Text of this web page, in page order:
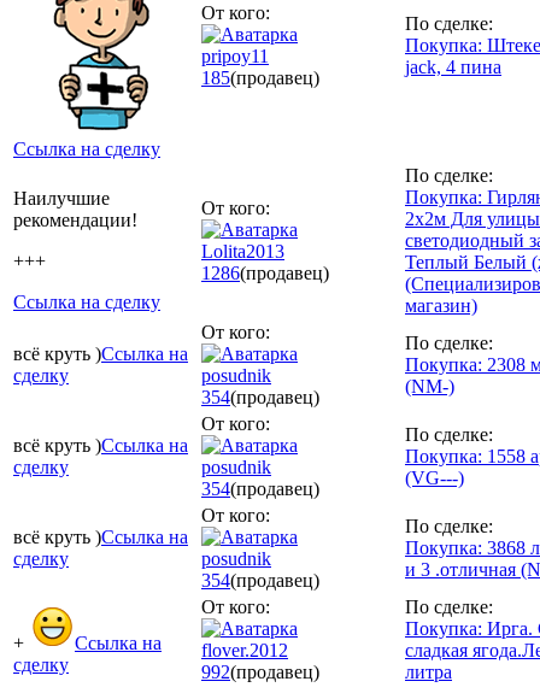
Ссылка на сделку
От кого:
pripoy11
185(продавец)
По сделке:
Покупка:
jack, 4 пина
Наилучшие
рекомендации!
+++
Ссылка на сделку
От кого:
Lolita2013
1286(продавец)
По сделке:
Покупка:
2х2м Для
светодиодный
Теплый Белый
магазин)
всё круть )Ссылка на
сделку
От кого:
posudnik
354(продавец)
По сделке:
Покупка: 2308
(NM-)
всё круть )Ссылка на
сделку
От кого:
posudnik
354(продавец)
По сделке:
Покупка: 1558
(VG---)
всё круть )Ссылка на
сделку
От кого:
posudnik
354(продавец)
По сделке:
Покупка: 3868
и 3 .отличная
+
Ссылка на
сделку
От кого:
flover.2012
992(продавец)
По сделке:
Покупка: Ирга.
сладкая
литра